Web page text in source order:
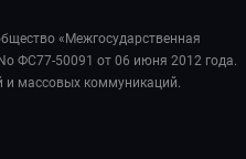
«Межгосударственная
ФС77-50091 от 06 июня 2012 года.
и массовых коммуникаций.